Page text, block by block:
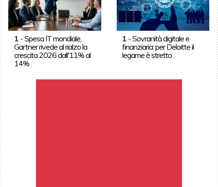
1-Spesa IT mondiale,
Gartner rivede al rialzo la
crescita 2026 dall'11% al
14%
1 -Sovranità digitale e
finanziaria: per Deloitte il
legame è stretto